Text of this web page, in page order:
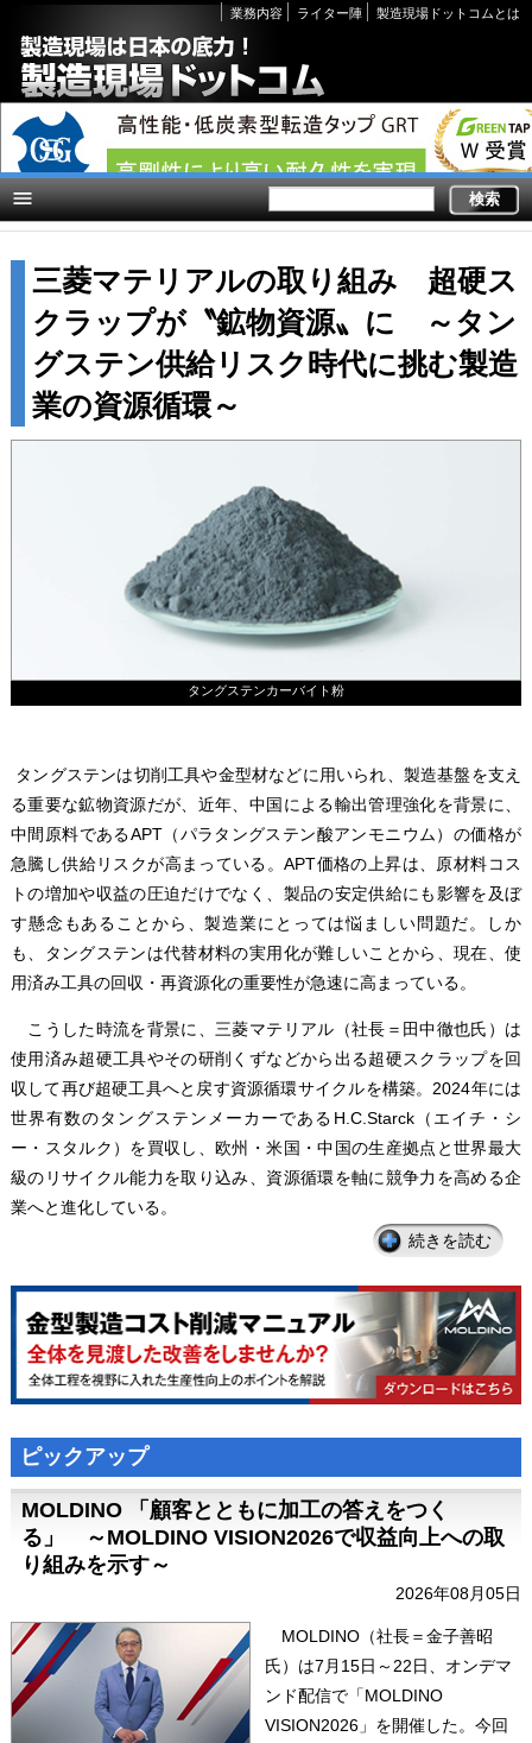
Secondary
links
業務内容 ライター陣 製造現場ドットコムとは
三菱マテリアルの取り組み 超硬ス
クラップが〝鉱物資源〟に ～タン
グステン供給リスク時代に挑む製造
業の資源循環～
タングステンカーバイト粉
タングステンは切削工具や金型材などに用いられ、製造基盤を支え
る重要な鉱物資源だが、近年、中国による輸出管理強化を背景に、
中間原料であるAPT（パラタングステン酸アンモニウム）の価格が
急騰し供給リスクが高まっている。APT価格の上昇は、原材料コス
トの増加や収益の圧迫だけでなく、製品の安定供給にも影響を及ぼ
す懸念もあることから、製造業にとっては悩ましい問題だ。しか
も、タングステンは代替材料の実用化が難しいことから、現在、使
用済み工具の回収・再資源化の重要性が急速に高まっている。
こうした時流を背景に、三菱マテリアル（社長＝田中徹也氏）は
使用済み超硬工具やその研削くずなどから出る超硬スクラップを回
収して再び超硬工具へと戻す資源循環サイクルを構築。2024年には
世界有数のタングステンメーカーであるH.C.Starck（エイチ・シ
ー・スタルク）を買収し、欧州・米国・中国の生産拠点と世界最大
級のリサイクル能力を取り込み、資源循環を軸に競争力を高める企
業へと進化している。
続きを読む
ピックアップ
MOLDINO 「顧客とともに加工の答えをつく
る」 ～MOLDINO VISION2026で収益向上への取
り組みを示す～
2026年08月05日
MOLDINO（社長＝金子善昭
氏）は7月15日～22日、オンデマ
ンド配信で「MOLDINO
VISION2026」を開催した。今回